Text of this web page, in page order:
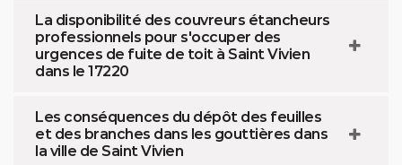
La disponibilité des couvreurs étancheurs
professionnels pour s'occuper des
urgences de fuite de toit à Saint Vivien
dans le 17220
Les conséquences du dépôt des feuilles
et des branches dans les gouttières dans
la ville de Saint Vivien